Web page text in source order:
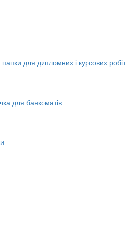
для дипломних і курсових робіт
для банкоматів